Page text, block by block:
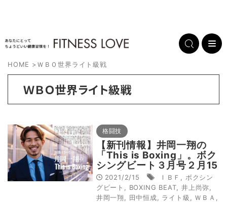
HOME >ＷＢＯ世界ライト級戦
ＷＢＯ世界ライト級戦
格闘技
【新刊情報】井岡一翔の
「This is Boxing」。ボク
シングビート３月号２月15
日発売！
2021/2/15 ＩＢＦ
ボクシン
グビート
BOXING BEAT 井上尚弥
井岡一翔
田中恒成 ライト級 ＷＢＡ